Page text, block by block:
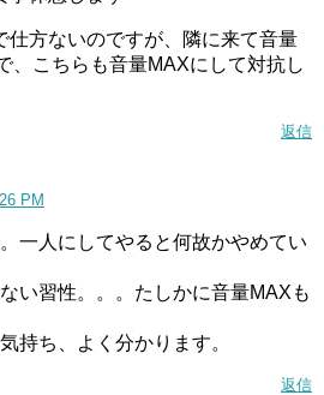
仕方ないのですが、隣に来て音量
、こちらも音量MAXにして対抗し
返信
PM
一人にしてやると何故かやめてい
い習性。。。たしかに音量MAXも
持ち、よく分かります。
返信